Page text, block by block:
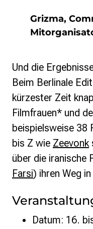
Grizma,
Und die
Beim Berlinale
kürzester Zeit
Filmfrauen* und
beispielsweise 38
bis Z wie Zeevonk
über die iranische
Farsi) ihren Weg
Datum: 16.